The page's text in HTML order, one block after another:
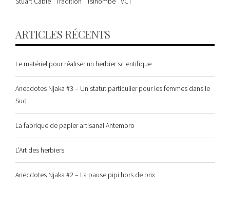
ARTICLES RÉCENTS
Le matériel pour réaliser un herbier scientifique
Anecdotes Njaka #3 – Un statut particulier pour les femmes dans le
Sud
La fabrique de papier artisanal Antemoro
L’Art des herbiers
Anecdotes Njaka #2 – La pause pipi hors de prix